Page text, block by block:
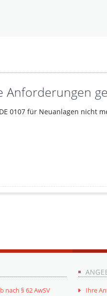
Anforderungen
0107 für Neuanlagen nicht
nach § 62 AwSV Ihre